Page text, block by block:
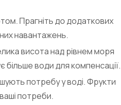
Прагніть до додаткових
навантажень.
висота над рівнем моря
води для компенсації.
потребу у воді. Фрукти
потреби.